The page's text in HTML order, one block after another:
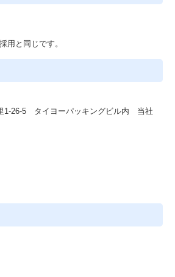
用と同じです。
1-26-5 タイヨーパッキングビル内 当社